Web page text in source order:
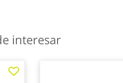
interesar